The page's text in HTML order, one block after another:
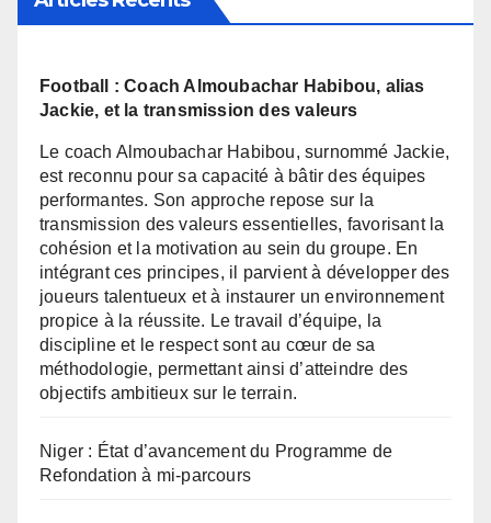
Football : Coach Almoubachar Habibou, alias
Jackie, et la transmission des valeurs
Le coach Almoubachar Habibou, surnommé Jackie,
est reconnu pour sa capacité à bâtir des équipes
performantes. Son approche repose sur la
transmission des valeurs essentielles, favorisant la
cohésion et la motivation au sein du groupe. En
intégrant ces principes, il parvient à développer des
joueurs talentueux et à instaurer un environnement
propice à la réussite. Le travail d’équipe, la
discipline et le respect sont au cœur de sa
méthodologie, permettant ainsi d’atteindre des
objectifs ambitieux sur le terrain.
Niger : État d’avancement du Programme de
Refondation à mi-parcours